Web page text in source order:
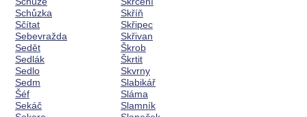
Schůzka
Sčítat
Sebevražda
Sedět
Sedlák
Sedlo
Sedm
Šéf
Sekáč
Skříň
Skřipec
Skřivan
Škrob
Škrtit
Skvrny
Slabikář
Sláma
Slamník